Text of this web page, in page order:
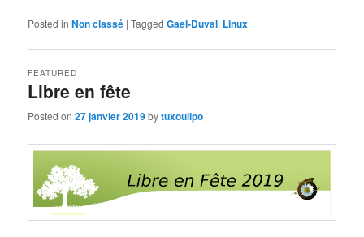
Posted in Non classé |Tagged Gael-Duval, Linux
Libre en fête
FEATURED
Posted on27 janvier 2019bytuxoulipo